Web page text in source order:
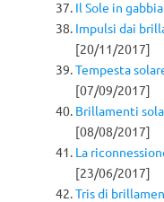
Il Sole in gabbia
Impulsi dai
[20/11/2017]
Tempesta
[07/09/2017]
Brillamenti
[08/08/2017]
La
[23/06/2017]
Tris di